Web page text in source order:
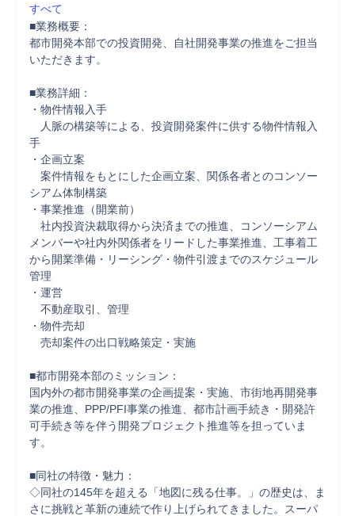
すべて
■業務概要：
都市開発本部での投資開発、自社開発事業の推進をご担当
いただきます。
■業務詳細：
・物件情報入手
人脈の構築等による、投資開発案件に供する物件情報入
手
・企画立案
案件情報をもとにした企画立案、関係各者とのコンソー
シアム体制構築
・事業推進（開業前）
社内投資決裁取得から決済までの推進、コンソーシアム
メンバーや社内外関係者をリードした事業推進、工事着工
から開業準備・リーシング・物件引渡までのスケジュール
管理
・運営
不動産取引、管理
・物件売却
売却案件の出口戦略策定・実施
■都市開発本部のミッション：
国内外の都市開発事業の企画提案・実施、市街地再開発事
業の推進、PPP/PFI事業の推進、都市計画手続き・開発許
可手続き等を伴う開発プロジェクト推進等を担っていま
す。
■同社の特徴・魅力：
◇同社の145年を超える「地図に残る仕事。」の歴史は、ま
さに挑戦と革新の連続で作り上げられてきました。スーパ